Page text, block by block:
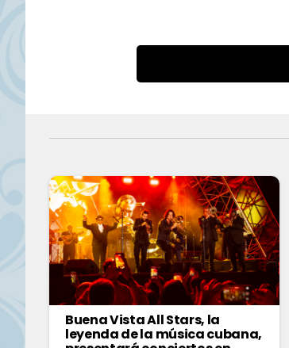
Buena Vista All Stars, la
leyenda de la música cubana,